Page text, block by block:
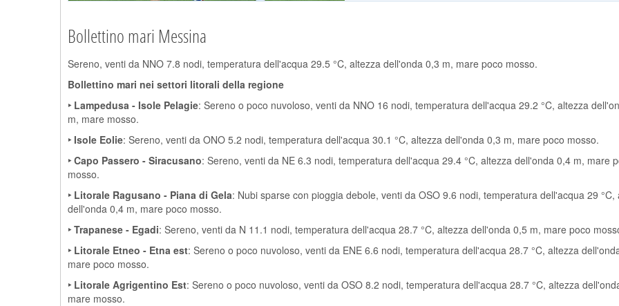
Bollettino mari Messina
Sereno, venti da NNO 7.8 nodi, temperatura dell'acqua 29.5 °C, altezza dell'onda 0,3 m, mare poco mosso.
Bollettino mari nei settori litorali della regione
‣ Lampedusa - Isole Pelagie: Sereno o poco nuvoloso, venti da NNO 16 nodi, temperatura dell'acqua 29.2 °C, altezza
m, mare mosso.
‣ Isole Eolie: Sereno, venti da ONO 5.2 nodi, temperatura dell'acqua 30.1 °C, altezza dell'onda 0,3 m, mare poco mosso.
‣ Capo Passero - Siracusano: Sereno, venti da NE 6.3 nodi, temperatura dell'acqua 29.4 °C, altezza dell'onda 0,4 m, mare
mosso.
‣ Litorale Ragusano - Piana di Gela: Nubi sparse con pioggia debole, venti da OSO 9.6 nodi, temperatura dell'acqua 29 °C,
dell'onda 0,4 m, mare poco mosso.
‣ Trapanese - Egadi: Sereno, venti da N 11.1 nodi, temperatura dell'acqua 28.7 °C, altezza dell'onda 0,5 m, mare poco
‣ Litorale Etneo - Etna est: Sereno o poco nuvoloso, venti da ENE 6.6 nodi, temperatura dell'acqua 28.7 °C, altezza
mare poco mosso.
‣ Litorale Agrigentino Est: Sereno o poco nuvoloso, venti da OSO 8.2 nodi, temperatura dell'acqua 28.7 °C, altezza
mare mosso.